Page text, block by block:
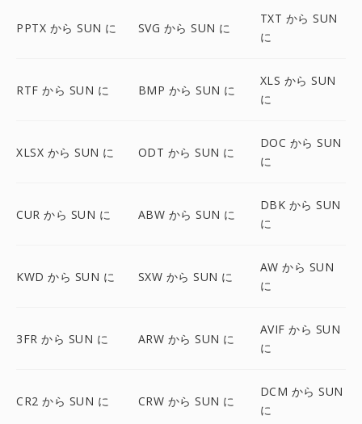
PPTX から SUN に SVG から SUN に
TXT から SUN
に
RTF から SUN に BMP から SUN に
XLS から SUN
に
XLSX から SUN に ODT から SUN に
DOC から SUN
に
CUR から SUN に ABW から SUN に
DBK から SUN
に
KWD から SUN に SXW から SUN に
AW から SUN
に
3FR から SUN に ARW から SUN に
AVIF から SUN
に
CR2 から SUN に CRW から SUN に
DCM から SUN
に